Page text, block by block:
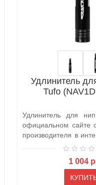
Удлинитель
Tufo
Удлинитель для
официальном сайте
производителя в
1 004